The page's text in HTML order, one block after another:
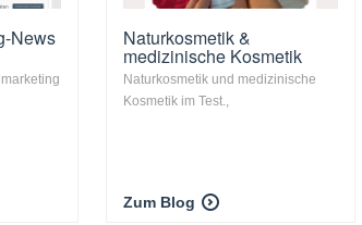
News Naturkosmetik &
medizinische Kosmetik
Naturkosmetik und medizinische
Kosmetik im Test.,
Zum Blog